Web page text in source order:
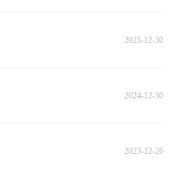
2025-12-30
2024-12-30
2023-12-26